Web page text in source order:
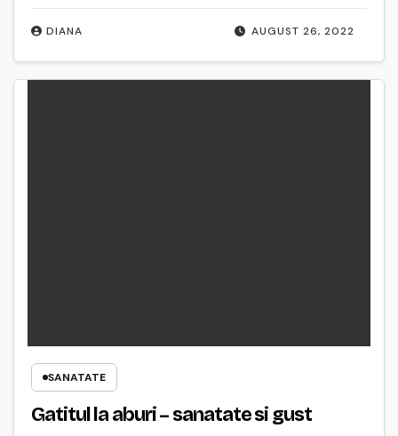
AUGUST 26, 2022
DIANA
SANATATE
Gatitul la aburi – sanatate si gust